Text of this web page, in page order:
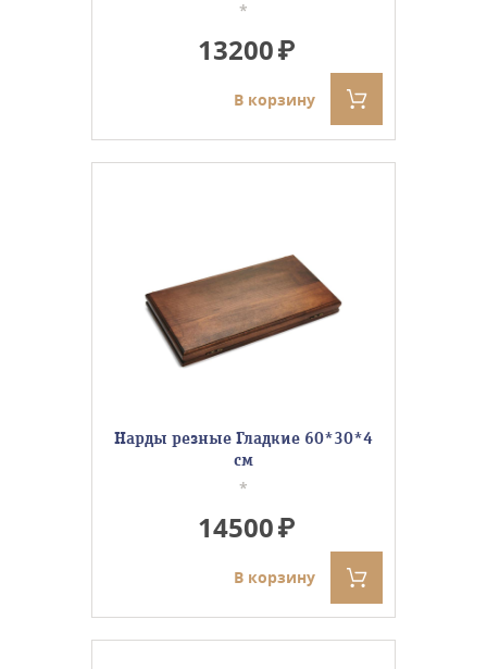
*
13200
В корзину
Нарды резные Гладкие 60*30*4
см
*
14500
В корзину